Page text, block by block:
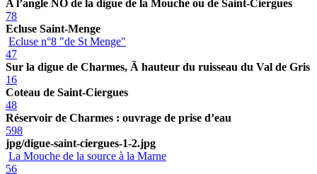
A l’angle NO de la digue de la Mouche ou de Saint-Ciergues
78
Ecluse Saint-Menge
Ecluse n°8 "de St Menge"
47
Sur la digue de Charmes, Ã hauteur du ruisseau du Val de Gris
16
Coteau de Saint-Ciergues
48
Réservoir de Charmes : ouvrage de prise d’eau
598
jpg/digue-saint-ciergues-1-2.jpg
La Mouche de la source à la Marne
56